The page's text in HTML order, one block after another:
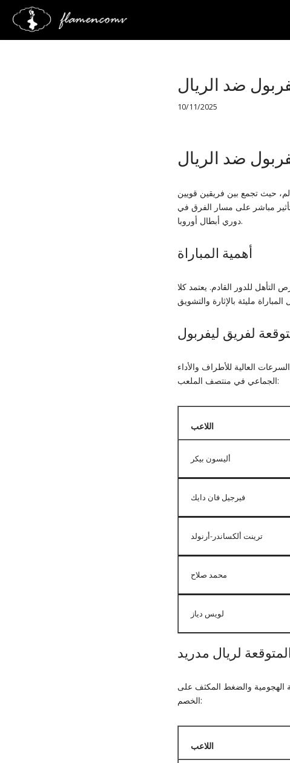
Saltar
ضد الريال
10/11/2025
ضد الريال
حيث تجمع بين فريقين قويين
مباشر على مسار الفرق في
دوري أبطال أوروبا.
أهمية المباراة
للدور القادم. يعتمد كلا
لفريق ليفربول
العالية للأطراف والأداء
الجماعي في منتصف الملعب:
اللاعب
أليسون بيكر
فيرجيل فان دايك
ترينت ألكساندر-أرنولد
محمد صلاح
لويس دياز
لريال مدريد
الهجومية والضغط المكثف على
الخصم:
اللاعب